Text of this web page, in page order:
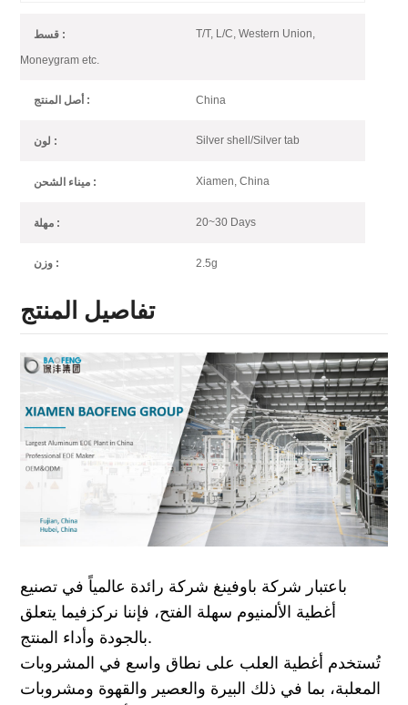
قسط : T/T, L/C, Western Union,
Moneygram etc.
أصل المنتج : China
لون : Silver shell/Silver tab
ميناء الشحن : Xiamen, China
مهلة : 20~30 Days
وزن : 2.5g
تفاصيل المنتج
باعتبار شركة باوفينغ شركة رائدة عالمياً في تصنيع
أغطية الألمنيوم سهلة الفتح، فإننا نركز فيما يتعلق
بالجودةوأداء المنتج.
تُستخدم أغطية العلب على نطاق واسع في المشروبات
المعلبة، بما في ذلك البيرة والعصير والقهوة ومشروبات